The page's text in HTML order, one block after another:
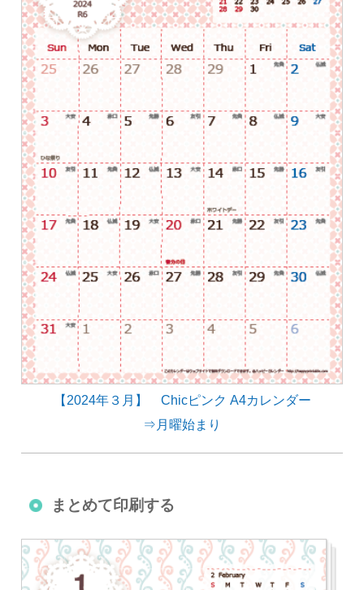
【2024年３月】 Chicピンク A4カレンダー
⇒月曜始まり
まとめて印刷する